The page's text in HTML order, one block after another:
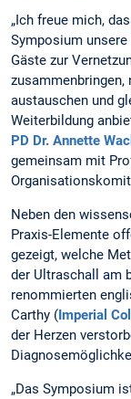
„Ich freue mich,
Symposium
Gäste zur
zusammenbringen,
austauschen und
Weiterbildung
PD Dr. Annette
gemeinsam mit
Neben den
Praxis-Elemente
gezeigt, welche
der Ultraschall am
renommierten
Carthy (Imperial
der Herzen
„Das Symposium